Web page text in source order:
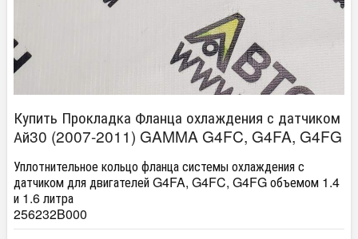
Купить Прокладка Фланца охлаждения с датчиком
Ай30 (2007-2011) GAMMA G4FC, G4FA, G4FG
Уплотнительное кольцо фланца системы охлаждения с
датчиком для двигателей G4FA, G4FC, G4FG объемом 1.4
и 1.6 литра
256232B000